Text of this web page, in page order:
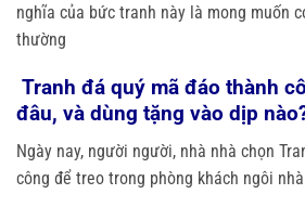
nghĩa của bức tranh này là mong muốn
thường
Tranh đá quý mã đáo thành
đâu, và dùng tặng vào dịp
Ngày nay, người người, nhà nhà chọn
công để treo trong phòng khách ngôi